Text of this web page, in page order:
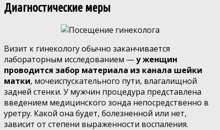
Диагностические меры
Визит к гинекологу обычно заканчивается
лабораторным исследованием —у женщин
проводится забор материала из канала шейки
матки, мочеиспускательного пути, влагалищной
задней стенки. У мужчин процедура представлена
введением медицинского зонда непосредственно в
уретру. Какой она будет, болезненной или нет,
зависит от степени выраженности воспаления.